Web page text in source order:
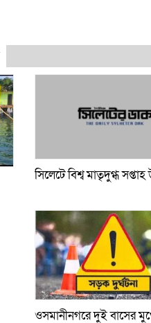
সিলেটে বিশ্ব মাতৃদুগ্ধ
ওসমানীনগরে দুই বাসের